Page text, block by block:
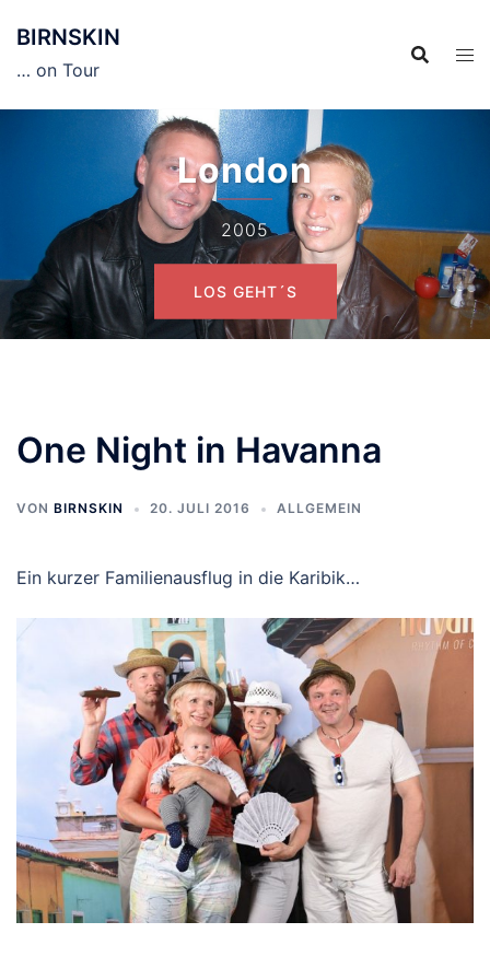
Inhalt
springen
BIRNSKIN
… on Tour
London
2005
LOS GEHT´S
One Night in Havanna
VON BIRNSKIN 20. JULI 2016 ALLGEMEIN
Ein kurzer Familienausflug in die Karibik…